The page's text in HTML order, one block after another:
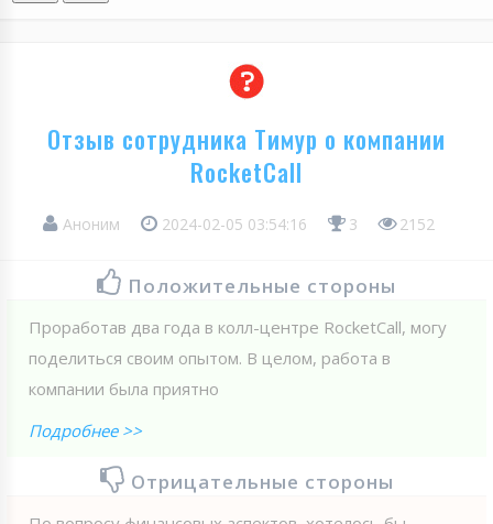
Отзыв сотрудника Тимур о компании
RocketCall
Аноним 2024-02-05 03:54:16 3 2152
Положительные стороны
Проработав два года в колл-центре RoсketCall, могу
поделиться своим опытом. В целом, работа в
компании была приятно
Подробнее >>
Отрицательные стороны